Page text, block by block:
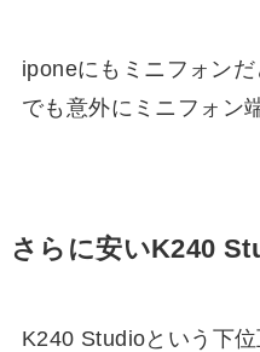
iponeにもミニフォン
でも意外にミニフォン
さらに安いK240
K240 Studioという下